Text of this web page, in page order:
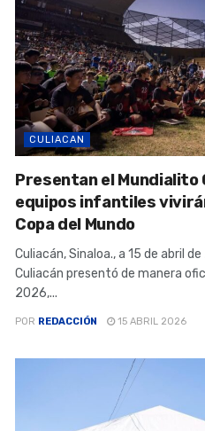
CULIACAN
Presentan el Mundialito
equipos infantiles
Copa del Mundo
Culiacán, Sinaloa., a 15 de abril
Culiacán presentó de manera
2026,...
POR REDACCIÓN 15 ABRIL 2026